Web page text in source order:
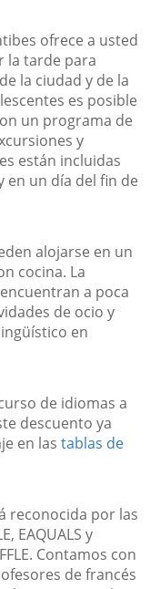
ofrece a usted
la tarde para
la ciudad y de la
es posible
un programa de
y
están incluidas
en un día del fin de
alojarse en un
cocina. La
a poca
de ocio y
en
de idiomas a
descuento ya
en las tablas de
reconocida por las
EAQUALS y
Contamos con
de francés